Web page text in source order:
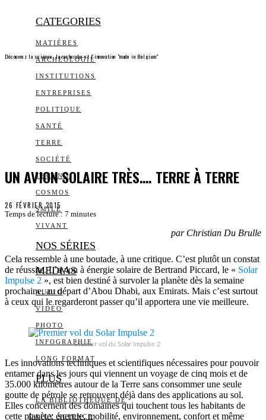
CATEGORIES
MATIÈRES
ARCHEOLOGIE
INSTITUTIONS
ENTREPRISES
POLITIQUE
SANTÉ
TERRE
SOCIÉTÉ
TECHNO
COSMOS
SMILE
VIVANT
NOS SÉRIES
MEDIAS
AUDIO
VIDÉO
PHOTO
INFOGRAPHIE
LONG FORMAT
PLUS
LA BIBLIOTHÈQUE DE
DAILY SCIENCE
Découvrez la science, la recherche et l’innovation "made in Belgium"
UN AVION SOLAIRE TRÈS…. TERRE À TERRE
26 FÉVRIER 2015
Temps de lecture : 7 minutes
par Christian Du Brulle
Cela ressemble à une boutade, à une critique. C’est plutôt un constat
de réussite. L’avion à énergie solaire de Bertrand Piccard, le « Solar
Impulse 2 », est bien destiné à survoler la planète dès la semaine
prochaine, au départ d’Abou Dhabi, aux Emirats. Mais c’est surtout
à ceux qui le regarderont passer qu’il apportera une vie meilleure.
Premier vol du Solar Impulse 2
Les innovations techniques et scientifiques nécessaires pour pouvoir
entamer dans les jours qui viennent un voyage de cinq mois et de
35.000 kilomètres autour de la Terre sans consommer une seule
goutte de pétrole se retrouvent déjà dans des applications au sol.
Elles concernent des domaines qui touchent tous les habitants de
cette planète: énergie, mobilité, environnement, confort et même